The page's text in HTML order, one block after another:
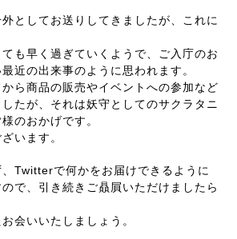
としてお送りしてきましたが、これに
も早く過ぎていくようで、ご入庁のお
近の出来事のように思われます。
ら商品の販売やイベントへの参加など
たが、それは妖守としてのサクラタニ
のおかげです。
います。
Twitterで何かをお届けできるように
で、引き続きご贔屓いただけましたら
会いいたしましょう。